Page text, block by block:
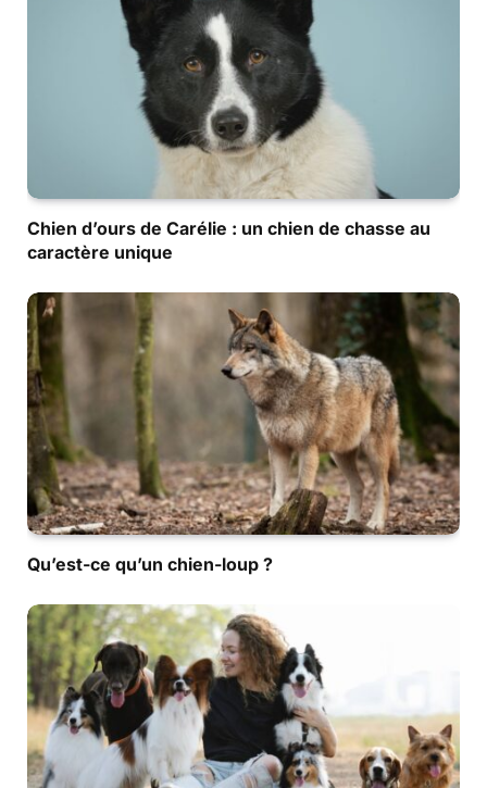
Chien d’ours de Carélie : un chien de chasse au
caractère unique
Qu’est-ce qu’un chien-loup ?